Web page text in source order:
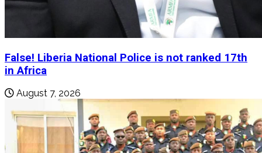
False! Liberia National Police is not ranked 17th
in Africa
August 7, 2026